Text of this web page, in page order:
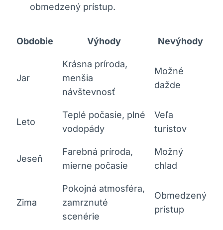
obmedzený prístup.
Obdobie Výhody Nevýhody
Jar
Krásna príroda,
⁢menšia
návštevnosť
Možné
dažde
Leto
Teplé⁣ počasie, plné
vodopády
Veľa
⁤turistov
Jeseň
Farebná príroda,
mierne počasie
Možný
chlad
Zima
Pokojná atmosféra,
zamrznuté
scenérie
Obmedzený
prístup